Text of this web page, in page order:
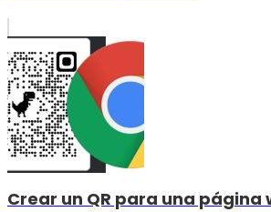
Crear un QR para una página